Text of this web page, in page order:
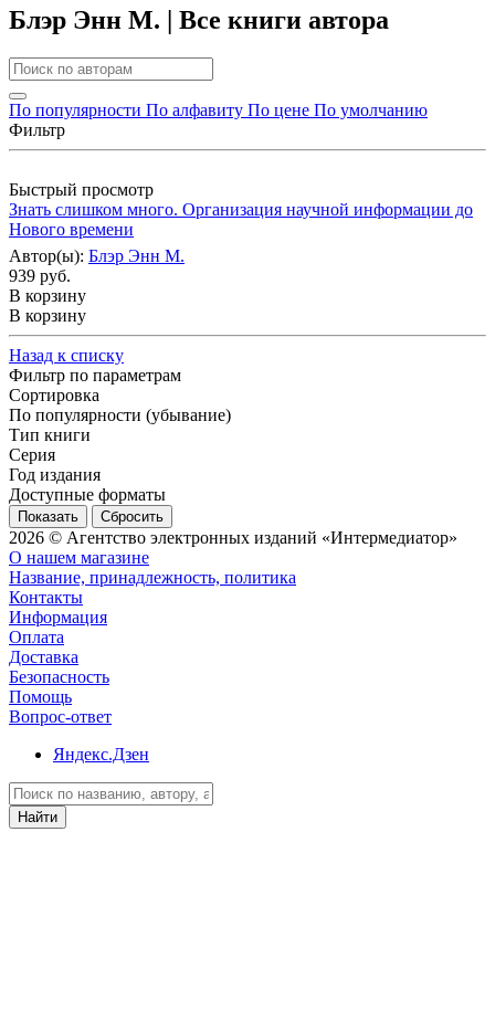
Блэр Энн М. | Все книги автора
По популярности По алфавиту По цене По умолчанию
Фильтр
Быстрый просмотр
Знать слишком много. Организация научной информации до
Нового времени
Автор(ы): Блэр Энн М.
939 руб.
В корзину
В корзину
Назад к списку
Фильтр по параметрам
Сортировка
По популярности (убывание)
Тип книги
Серия
Год издания
Доступные форматы
Сбросить
2026 © Агентство электронных изданий «Интермедиатор»
О нашем магазине
Название, принадлежность, политика
Контакты
Информация
Оплата
Доставка
Безопасность
Помощь
Вопрос-ответ
Яндекс.Дзен
Найти